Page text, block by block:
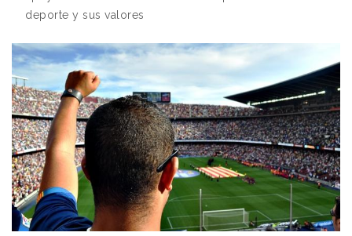
deporte y sus valores